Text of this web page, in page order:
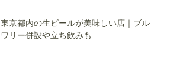
東京都内の生ビールが美味しい店｜ブル
ワリー併設や立ち飲みも